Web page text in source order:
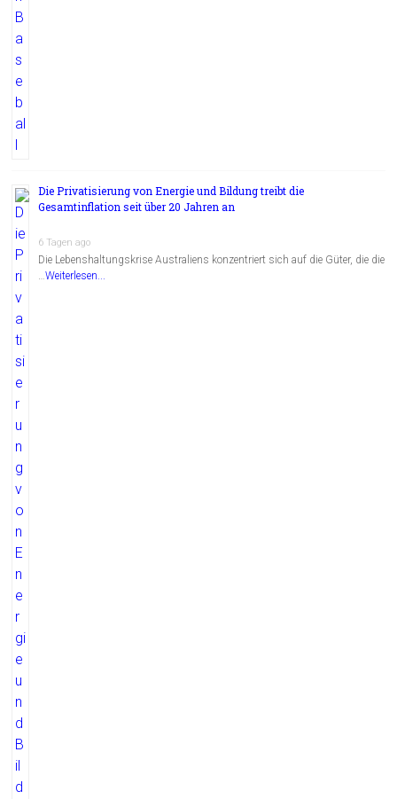
Die Privatisierung von Energie und Bildung treibt die
Gesamtinflation seit über 20 Jahren an
6 Tagen ago
Die Lebenshaltungskrise Australiens konzentriert sich auf die Güter, die die
…Weiterlesen...